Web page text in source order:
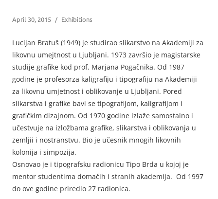
April 30, 2015 / Exhibitions
Lucijan Bratuš (1949) je studirao slikarstvo na Akademiji za
likovnu umejtnost u Ljubljani. 1973 završio je magistarske
studije grafike kod prof. Marjana Pogačnika. Od 1987
godine je profesorza kaligrafiju i tipografiju na Akademiji
za likovnu umjetnost i oblikovanje u Ljubljani. Pored
slikarstva i grafike bavi se tipografijom, kaligrafijom i
grafičkim dizajnom. Od 1970 godine izlaže samostalno i
učestvuje na izložbama grafike, slikarstva i oblikovanja u
zemljii i nostranstvu. Bio je učesnik mnogih likovnih
kolonija i simpozija.
Osnovao je i tipografsku radionicu Tipo Brda u kojoj je
mentor studentima domačih i stranih akademija. Od 1997
do ove godine priredio 27 radionica.